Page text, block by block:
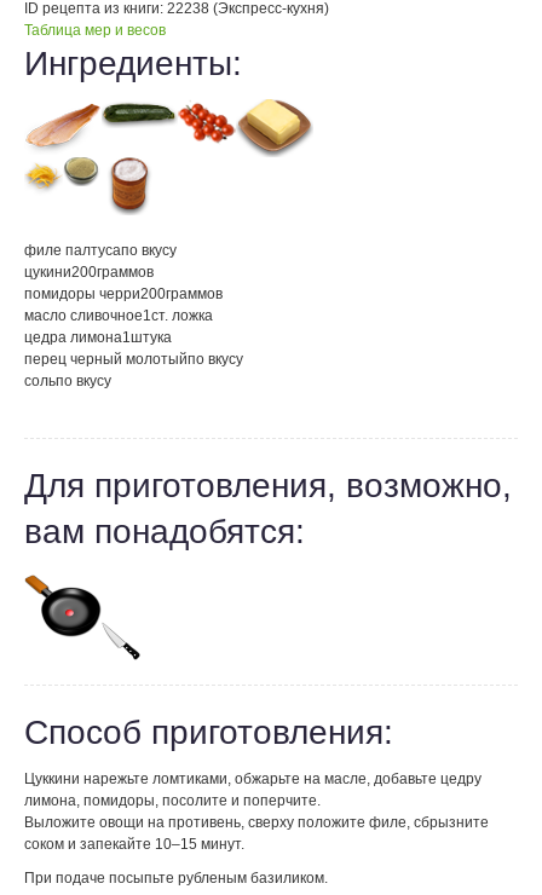
ID рецепта из книги: 22238 (Экспресс-кухня)
Таблица мер и весов
Ингредиенты:
филе палтусапо вкусу
цукини200граммов
помидоры черри200граммов
масло сливочное1ст. ложка
цедра лимона1штука
перец черный молотыйпо вкусу
сольпо вкусу
Для приготовления, возможно,
вам понадобятся:
Способ приготовления:
Цуккини нарежьте ломтиками, обжарьте на масле, добавьте цедру
лимона, помидоры, посолите и поперчите.
Выложите овощи на противень, сверху положите филе, сбрызните
соком и запекайте 10–15 минут.
При подаче посыпьте рубленым базиликом.